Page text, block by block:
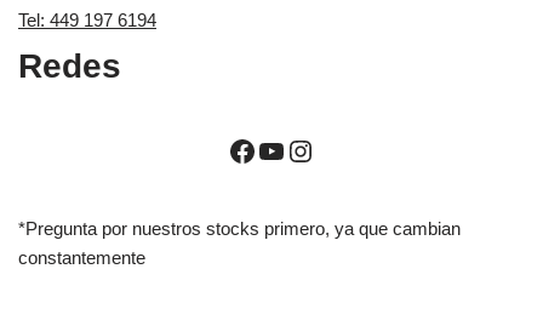
Tel: 449 197 6194
Redes
*Pregunta por nuestros stocks primero, ya que cambian
constantemente